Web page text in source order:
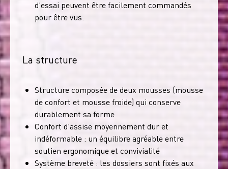
d'essai peuvent être facilement commandés
pour être vus.
La structure
Structure composée de deux mousses (mousse
de confort et mousse froide) qui conserve
durablement sa forme
Confort d'assise moyennement dur et
indéformable : un équilibre agréable entre
soutien ergonomique et convivialité
Système breveté : les dossiers sont fixés aux